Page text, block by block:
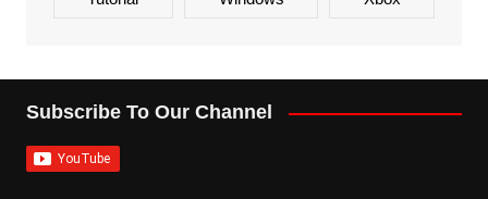
Subscribe To Our Channel